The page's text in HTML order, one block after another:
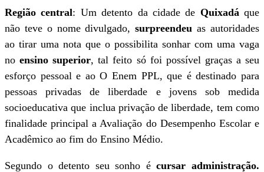
Região central: Um detento da cidade de Quixadáque
não teve o nome divulgado,surpreendeu as autoridades
ao tirar uma nota que o possibilita sonhar com uma vaga
noensino superior, tal feito só foi possível graças a seu
esforço pessoal e ao O Enem PPL, que é destinado para
pessoas privadas de liberdade e jovens sob medida
socioeducativa que inclua privação de liberdade, tem como
finalidade principal a Avaliação do Desempenho Escolar e
Acadêmico ao fim do Ensino Médio.
Segundo o detento seu sonho écursar administração.